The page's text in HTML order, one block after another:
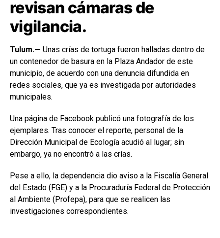
revisan cámaras de
vigilancia.
Tulum.— Unas crías de tortuga fueron halladas dentro de
un contenedor de basura en la Plaza Andador de este
municipio, de acuerdo con una denuncia difundida en
redes sociales, que ya es investigada por autoridades
municipales.
Una página de Facebook publicó una fotografía de los
ejemplares. Tras conocer el reporte, personal de la
Dirección Municipal de Ecología acudió al lugar; sin
embargo, ya no encontró a las crías.
Pese a ello, la dependencia dio aviso a la Fiscalía General
del Estado (FGE) y a la Procuraduría Federal de Protección
al Ambiente (Profepa), para que se realicen las
investigaciones correspondientes.